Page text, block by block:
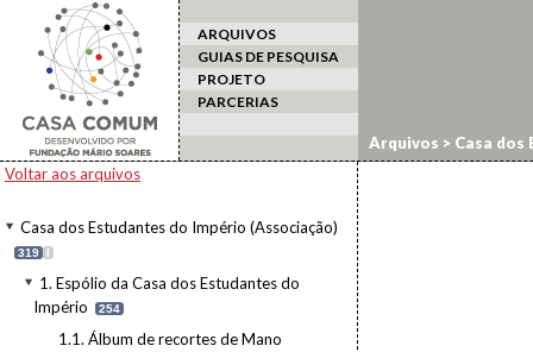
ARQUIVOS
GUIAS DE PESQUISA
PROJETO
PARCERIAS
Voltar aos arquivos
Casa dos Estudantes do Império (Associação)
319 I
1. Espólio da Casa dos Estudantes do
Império
254
1.1. Álbum de recortes de Mano
Arquivos > Casa
1.6. Edições da CEI>